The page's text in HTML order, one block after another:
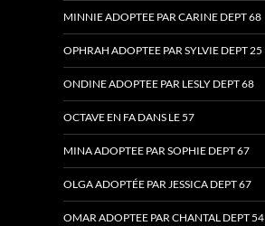
MINNIE ADOPTEE PAR CARINE DEPT 68
OPHRAH ADOPTEE PAR SYLVIE DEPT 25
ONDINE ADOPTEE PAR LESLY DEPT 68
OCTAVE EN FA DANS LE 57
MINA ADOPTEE PAR SOPHIE DEPT 67
OLGA ADOPTÉE PAR JESSICA DEPT 67
OMAR ADOPTEE PAR CHANTAL DEPT 54